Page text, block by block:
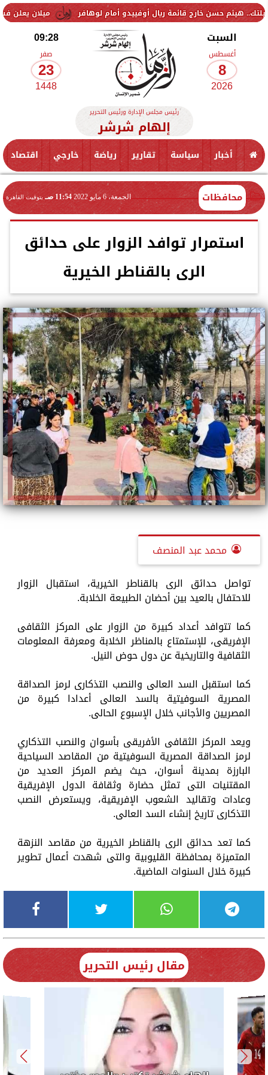
ميلان يعلن فسخ عقد خارج قائمة ريال أوفييدو أمام لوهافر
السبت
أغسطس
8
2026
09:28
صفر
23
1448
رئيس مجلس الإدارة ورئيس التحرير
إلهام شرشر
أخبار سياسة تقارير رياضة خارجي اقتصاد
محافظات الجمعة، 6 مايو 2022 11:54 صـ بتوقيت القاهرة
استمرار توافد الزوار على حدائق
الرى بالقناطر الخيرية
محمد عبد المنصف
تواصل حدائق الرى بالقناطر الخيرية، استقبال الزوار
للاحتفال بالعيد بين أحضان الطبيعة الخلابة.
كما تتوافد أعداد كبيرة من الزوار على المركز الثقافى
الإفريقى، للإستمتاع بالمناظر الخلابة ومعرفة المعلومات
الثقافية والتاريخية عن دول حوض النيل.
كما استقبل السد العالى والنصب التذكارى لرمز الصداقة
المصرية السوفيتية بالسد العالى أعدادا كبيرة من
المصريين والأجانب خلال الإسبوع الحالى.
ويعد المركز الثقافى الأفريقى بأسوان والنصب التذكاري
لرمز الصداقة المصرية السوفيتية من المقاصد السياحية
البارزة بمدينة أسوان، حيث يضم المركز العديد من
المقتنيات التى تمثل حضارة وثقافة الدول الإفريقية
وعادات وتقاليد الشعوب الإفريقية، ويستعرض النصب
التذكارى تاريخ إنشاء السد العالى.
كما تعد حدائق الرى بالقناطر الخيرية من مقاصد النزهة
المتميزة بمحافظة القليوبية والتى شهدت أعمال تطوير
كبيرة خلال السنوات الماضية.
مقال رئيس التحرير